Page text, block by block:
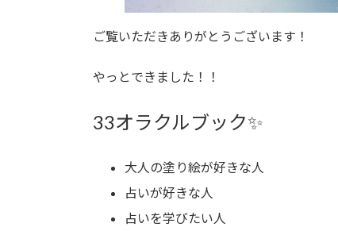
ご覧いただきありがとうございます！
やっとできました！！
33オラクルブック✨
大人の塗り絵が好きな人
占いが好きな人
占いを学びたい人